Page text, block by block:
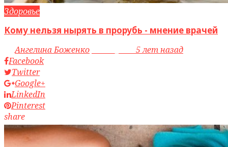
Здоровье
Кому нельзя нырять в прорубь - мнение врачей
byАнгелина Боженко
5 лет назад
Facebook
Twitter
Google+
LinkedIn
Pinterest
share